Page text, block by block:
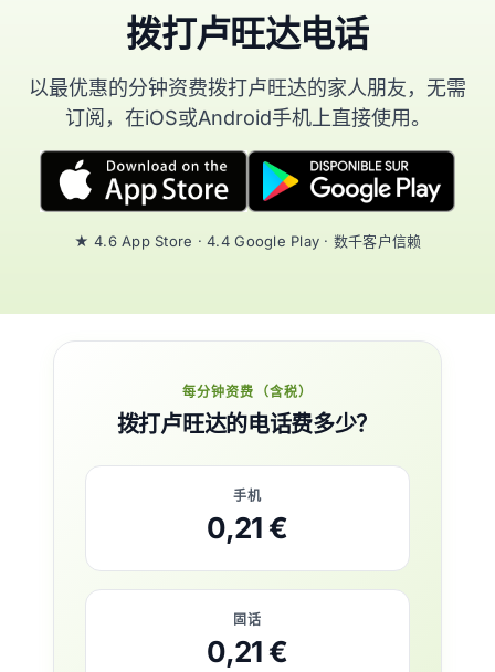
拨打卢旺达电话
以最优惠的分钟资费拨打卢旺达的家人朋友，无需
订阅，在iOS或Android手机上直接使用。
★ 4.6 App Store · 4.4 Google Play · 数千客户信赖
每分钟资费（含税）
拨打卢旺达的电话费多少？
手机
0,21 €
固话
0,21 €